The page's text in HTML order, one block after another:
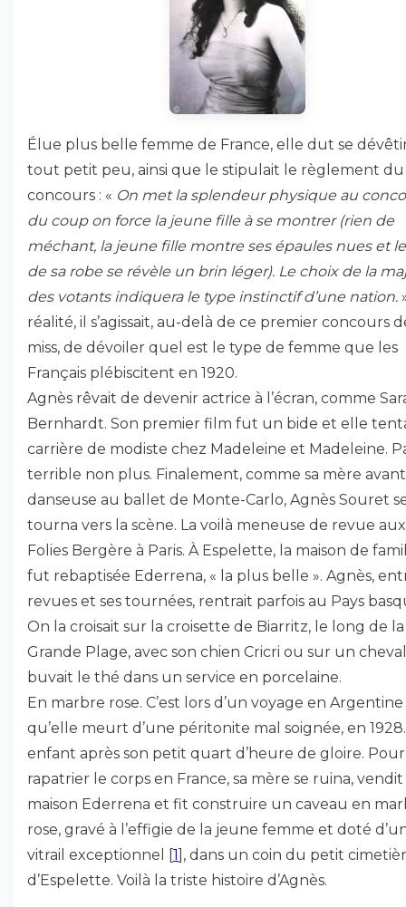
Élue plus belle femme de France, elle dut se
tout petit peu, ainsi que le stipulait le règlement du
concours : « On met la splendeur physique au
du coup on force la jeune fille à se montrer (rien de
méchant, la jeune fille montre ses épaules nues et
de sa robe se révèle un brin léger). Le choix de la
des votants indiquera le type instinctif d’une nation.
réalité, il s’agissait, au-delà de ce premier concours
miss, de dévoiler quel est le type de femme que les
Français plébiscitent en 1920.
Agnès rêvait de devenir actrice à l’écran, comme
Bernhardt. Son premier film fut un bide et elle
carrière de modiste chez Madeleine et Madeleine.
terrible non plus. Finalement, comme sa mère
danseuse au ballet de Monte-Carlo, Agnès Souret
tourna vers la scène. La voilà meneuse de revue aux
Folies Bergère à Paris. À Espelette, la maison de
fut rebaptisée Ederrena, « la plus belle ». Agnès,
revues et ses tournées, rentrait parfois au Pays
On la croisait sur la croisette de Biarritz, le long de la
Grande Plage, avec son chien Cricri ou sur un
buvait le thé dans un service en porcelaine.
En marbre rose. C’est lors d’un voyage en Argentine
qu’elle meurt d’une péritonite mal soignée, en
enfant après son petit quart d’heure de gloire. Pour
rapatrier le corps en France, sa mère se ruina, vendit
maison Ederrena et fit construire un caveau en
rose, gravé à l’effigie de la jeune femme et doté
vitrail exceptionnel
[1] , dans un coin du petit
d’Espelette. Voilà la triste histoire d’Agnès.